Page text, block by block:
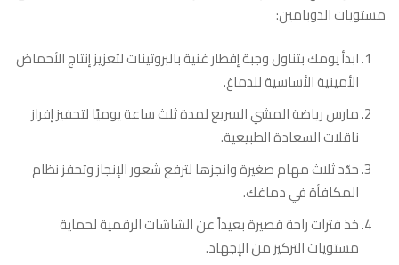
مستويات الدوبامين:
ابدأ يومك بتناول وجبة إفطار غنية بالبروتينات لتعزيز إنتاج الأحماض
الأمينية الأساسية للدماغ.
مارس رياضة المشي السريع لمدة ثلث ساعة يوميًا لتحفيز إفراز
ناقلات السعادة الطبيعية.
حدّد ثلاث مهام صغيرة وانجزها لترفع شعور الإنجاز وتحفز نظام
المكافأة في دماغك.
خذ فترات راحة قصيرة بعيداً عن الشاشات الرقمية لحماية
مستويات التركيز من الإجهاد.